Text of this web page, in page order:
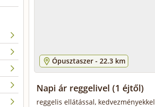
Ópusztaszer - 22.3 km
Napi ár reggelivel (1 éjtől)
reggelis ellátással, kedvezményekkel